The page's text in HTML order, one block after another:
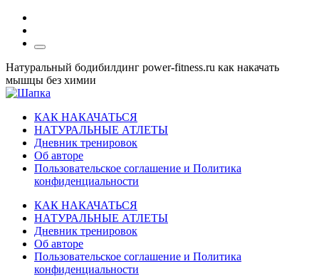
Натуральный бодибилдинг power-fitness.ru как накачать
мышцы без химии
КАК НАКАЧАТЬСЯ
НАТУРАЛЬНЫЕ АТЛЕТЫ
Дневник тренировок
Об авторе
Пользовательское соглашение и Политика
конфиденциальности
КАК НАКАЧАТЬСЯ
НАТУРАЛЬНЫЕ АТЛЕТЫ
Дневник тренировок
Об авторе
Пользовательское соглашение и Политика
конфиденциальности